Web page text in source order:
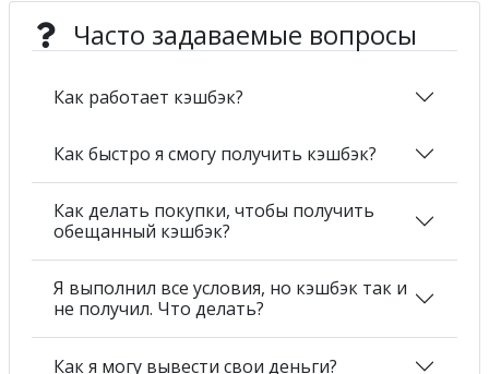
Часто задаваемые вопросы
Как работает кэшбэк?
Как быстро я смогу получить кэшбэк?
Как делать покупки, чтобы получить
обещанный кэшбэк?
Я выполнил все условия, но кэшбэк так и
не получил. Что делать?
Как я могу вывести свои деньги?